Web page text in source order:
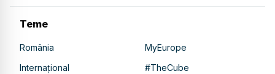
Teme
România
MyEurope
Internațional
#TheCube